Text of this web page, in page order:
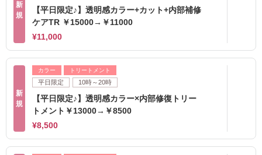
新
規
【平日限定♪】透明感カラー+カット+内部補修
ケアTR ￥15000→￥11000
¥11,000
新
規
カラー トリートメント
平日限定 10時～20時
【平日限定♪】透明感カラー×内部修復トリー
トメント￥13000→￥8500
¥8,500